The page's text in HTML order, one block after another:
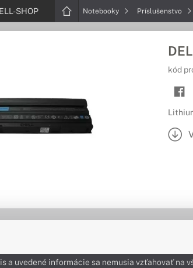
SHOP Notebooky Príslušenstvo
kód
a uvedené informácie sa nemusia vzťahovať